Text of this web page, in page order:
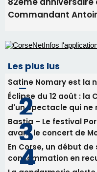
Bastia – Le festival
avant le concert de
consommation en
face à une nouvelle
vin
Newsletter
Inscrivez-vous à la
email les infos les plus
nos meilleurs articles